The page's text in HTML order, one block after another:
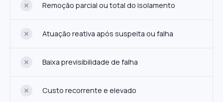
Remoção parcial ou total do isolamento
Atuação reativa após suspeita ou falha
Baixa previsibilidade de falha
Custo recorrente e elevado